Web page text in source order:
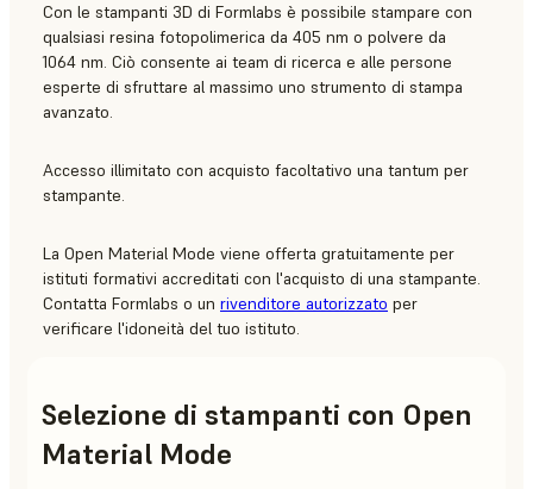
Con le stampanti 3D di Formlabs è possibile stampare con
qualsiasi resina fotopolimerica da 405 nm o polvere da
1064 nm. Ciò consente ai team di ricerca e alle persone
esperte di sfruttare al massimo uno strumento di stampa
avanzato.
Accesso illimitato con acquisto facoltativo una tantum per
stampante.
La Open Material Mode viene offerta gratuitamente per
istituti formativi accreditati con l'acquisto di una stampante.
Contatta Formlabs o un rivenditore autorizzato per
verificare l'idoneità del tuo istituto.
Selezione di stampanti con Open
Material Mode